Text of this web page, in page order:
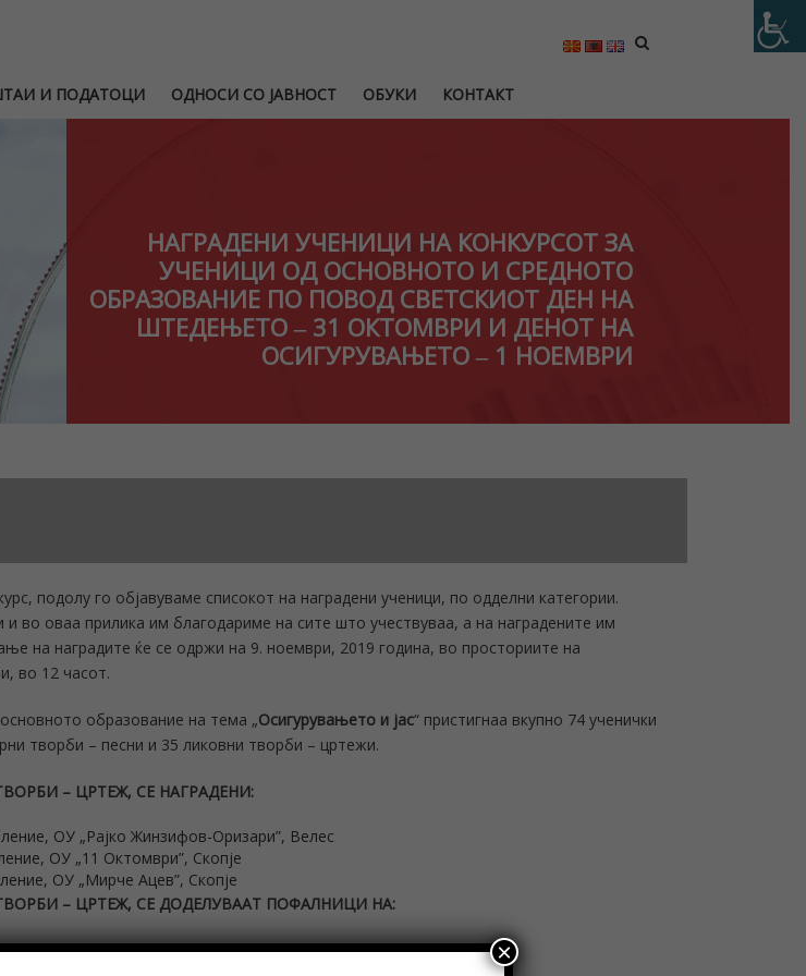
И ПОДАТОЦИ ОДНОСИ СО ЈАВНОСТ ОБУКИ КОНТАКТ
НАГРАДЕНИ УЧЕНИЦИ НА КОНКУРСОТ ЗА
УЧЕНИЦИ ОД ОСНОВНОТО И СРЕДНОТО
ОБРАЗОВАНИЕ ПО ПОВОД СВЕТСКИОТ ДЕН НА
ШТЕДЕЊЕТО ‒ 31 ОКТОМВРИ И ДЕНОТ НА
ОСИГУРУВАЊЕТО ‒ 1 НОЕМВРИ
подолу го објавуваме списокот на наградени ученици, по одделни категории.
во оваа прилика им благодариме на сите што учествуваа, а на наградените им
на наградите ќе се одржи на 9. ноември, 2019 година, во просториите на
во 12 часот.
образование на тема „Осигурувањето и јас“ пристигнаа вкупно 74 ученички
творби – песни и 35 ликовни творби – цртежи.
– ЦРТЕЖ, СЕ НАГРАДЕНИ:
ОУ „Рајко Жинзифов-Оризари”, Велес
ОУ „11 Октомври”, Скопје
ОУ „Мирче Ацев”, Скопје
– ЦРТЕЖ, СЕ ДОДЕЛУВААТ ПОФАЛНИЦИ НА:
ОУ „Тошо Арсов”, Штип
×